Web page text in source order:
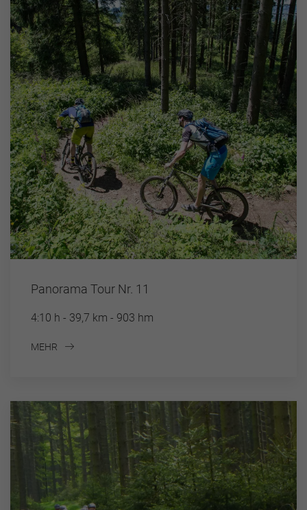
Panorama Tour Nr. 11
4:10 h - 39,7 km - 903 hm
MEHR